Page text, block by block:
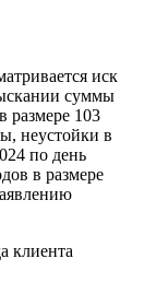
иск
суммы
размере 103
неустойки в
по день
в размере
клиента